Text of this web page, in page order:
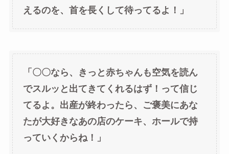
えるのを、首を長くして待ってるよ！」
「〇〇なら、きっと赤ちゃんも空気を読ん
でスルッと出てきてくれるはず！って信じ
てるよ。出産が終わったら、ご褒美にあな
たが大好きなあの店のケーキ、ホールで持
っていくからね！」